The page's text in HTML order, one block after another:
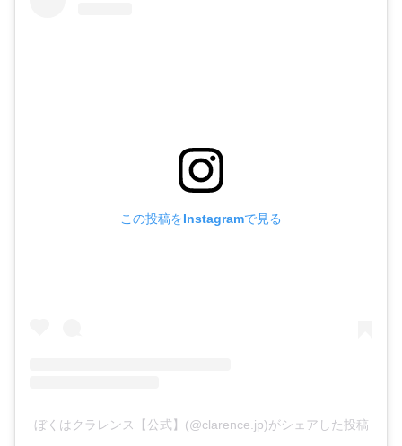
この投稿をInstagramで見る
ぼくはクラレンス【公式】(@clarence.jp)がシェアした投稿